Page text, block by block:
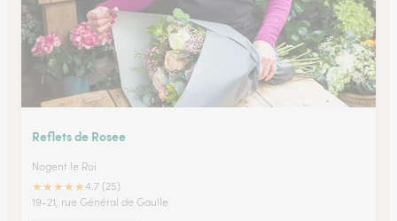
Reflets de Rosee
Nogent le Roi
★★★★★4.7 (25)
19-21, rue Général de Gaulle